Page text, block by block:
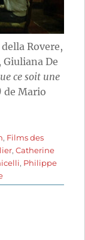
Rovere,
De
ce soit une
de Mario
, Films des
,Catherine
, Philippe
sur
Pourvu